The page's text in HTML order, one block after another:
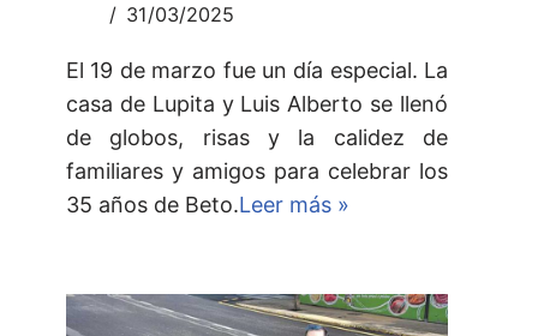
31/03/2025
El 19 de marzo fue un día especial. La
casa de Lupita y Luis Alberto se llenó
de globos, risas y la calidez de
familiares y amigos para celebrar los
35 años de Beto.Leer más »